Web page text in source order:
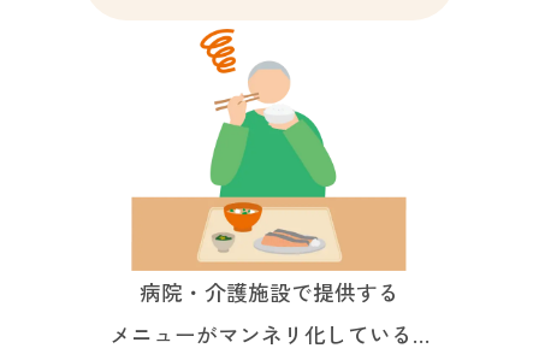
病院・介護施設で提供する
メニューがマンネリ化している…